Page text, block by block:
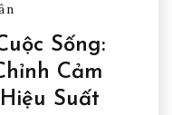
Sống:
Cảm
Suất